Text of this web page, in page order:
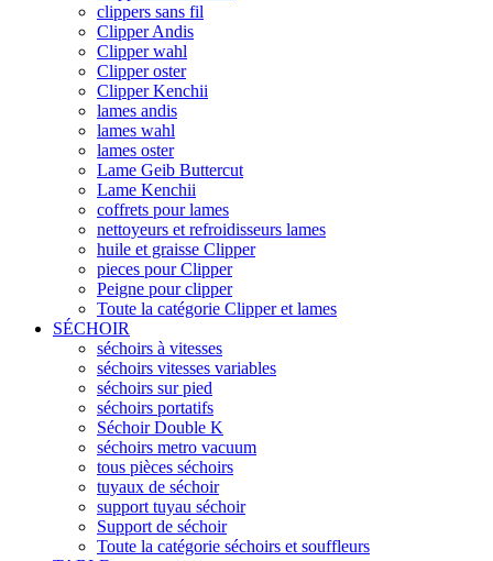
clippers sans fil
Clipper Andis
Clipper wahl
Clipper oster
Clipper Kenchii
lames andis
lames wahl
lames oster
Lame Geib Buttercut
Lame Kenchii
coffrets pour lames
nettoyeurs et refroidisseurs lames
huile et graisse Clipper
pieces pour Clipper
Peigne pour clipper
Toute la catégorie Clipper et lames
SÉCHOIR
séchoirs à vitesses
séchoirs vitesses variables
séchoirs sur pied
séchoirs portatifs
Séchoir Double K
séchoirs metro vacuum
tous pièces séchoirs
tuyaux de séchoir
support tuyau séchoir
Support de séchoir
Toute la catégorie séchoirs et souffleurs